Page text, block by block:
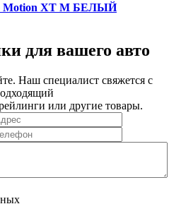
Motion XT M БЕЛЫЙ
для вашего авто
Наш специалист свяжется с
или другие товары.